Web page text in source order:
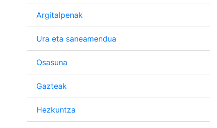
Argitalpenak
Ura eta saneamendua
Osasuna
Gazteak
Hezkuntza